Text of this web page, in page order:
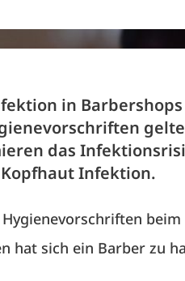
in
das
Infektion.
hat sich ein Barber zu